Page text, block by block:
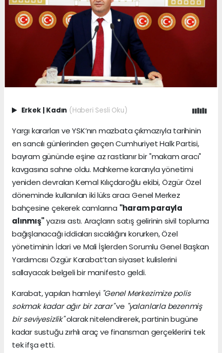
Erkek Kadın (Haberi Sesli Oku)
Yargı kararları ve YSK’nın mazbata çıkmazıyla tarihinin
en sancılı günlerinden geçen Cumhuriyet Halk Partisi,
bayram gününde eşine az rastlanır bir "makam aracı"
kavgasına sahne oldu. Mahkeme kararıyla yönetimi
yeniden devralan Kemal Kılıçdaroğlu ekibi, Özgür Özel
döneminde kullanılan iki lüks aracı Genel Merkez
bahçesine çekerek camlarına "haram parayla
alınmış"yazısı astı. Araçların satış gelirinin sivil topluma
bağışlanacağı iddiaları sıcaklığını korurken, Özel
yönetiminin İdari ve Mali İşlerden Sorumlu Genel Başkan
Yardımcısı Özgür Karabat’tan siyaset kulislerini
sallayacak belgeli bir manifesto geldi.
Karabat, yapılan hamleyi "Genel Merkezimize polis
sokmak kadar ağır bir zarar"ve "yalanlarla bezenmiş
bir seviyesizlik"olarak nitelendirerek, partinin bugüne
kadar sustuğu zırhlı araç ve finansman gerçeklerini tek
tek ifşa etti.